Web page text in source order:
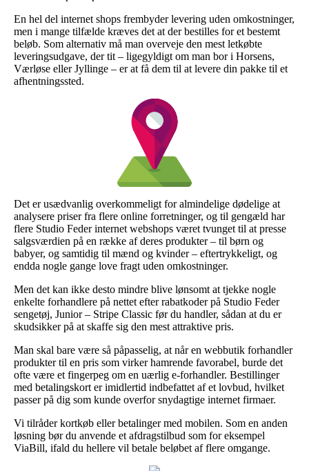
En hel del internet shops frembyder levering uden omkostninger,
men i mange tilfælde kræves det at der bestilles for et bestemt
beløb. Som alternativ må man overveje den mest letkøbte
leveringsudgave, der tit – ligegyldigt om man bor i Horsens,
Værløse eller Jyllinge – er at få dem til at levere din pakke til et
afhentningssted.
Det er usædvanlig overkommeligt for almindelige dødelige at
analysere priser fra flere online forretninger, og til gengæld har
flere Studio Feder internet webshops været tvunget til at presse
salgsværdien på en række af deres produkter – til børn og
babyer, og samtidig til mænd og kvinder – eftertrykkeligt, og
endda nogle gange love fragt uden omkostninger.
Men det kan ikke desto mindre blive lønsomt at tjekke nogle
enkelte forhandlere på nettet efter rabatkoder på Studio Feder
sengetøj, Junior – Stripe Classic før du handler, sådan at du er
skudsikker på at skaffe sig den mest attraktive pris.
Man skal bare være så påpasselig, at når en webbutik forhandler
produkter til en pris som virker hamrende favorabel, burde det
ofte være et fingerpeg om en uærlig e-forhandler. Bestillinger
med betalingskort er imidlertid indbefattet af et lovbud, hvilket
passer på dig som kunde overfor snydagtige internet firmaer.
Vi tilråder kortkøb eller betalinger med mobilen. Som en anden
løsning bør du anvende et afdragstilbud som for eksempel
ViaBill, ifald du hellere vil betale beløbet af flere omgange.